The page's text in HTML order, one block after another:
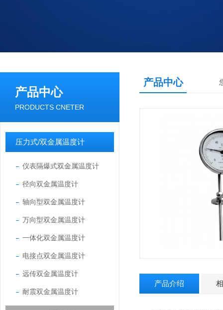
产品中心
PRODUCTS CNETER
压力式/双金属温度计
仪表隔爆式双金属温度计
径向双金属温度计
轴向型双金属温度计
万向型双金属温度计
一体化双金属温度计
电接点双金属温度计
远传双金属温度计
耐震双金属温度计
产品中心
产品介绍